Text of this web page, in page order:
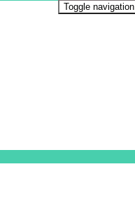
Toggle navigation